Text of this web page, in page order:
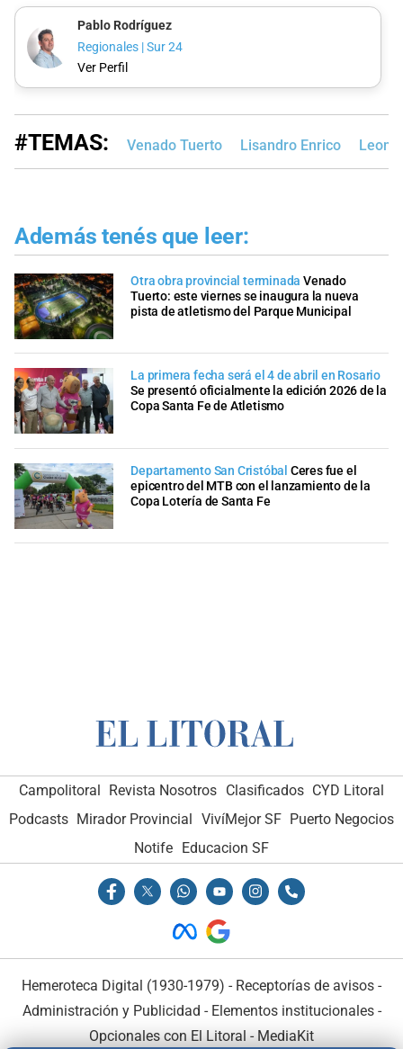
Pablo Rodríguez
Regionales | Sur 24
Ver Perfil
#TEMAS: Venado Tuerto Lisandro Enrico
Además tenés que leer:
Otra obra provincial terminada Venado
Tuerto: este viernes se inaugura la nueva
pista de atletismo del Parque Municipal
La primera fecha será el 4 de abril en Rosario
Se presentó oficialmente la edición 2026 de la
Copa Santa Fe de Atletismo
Departamento San Cristóbal Ceres fue el
epicentro del MTB con el lanzamiento de la
Copa Lotería de Santa Fe
Campolitoral Revista Nosotros Clasificados CYD Litoral
Podcasts Mirador Provincial VivíMejor SF Puerto Negocios
Notife Educacion SF
Hemeroteca Digital (1930-1979) - Receptorías de avisos -
Administración y Publicidad - Elementos institucionales-
Opcionales con El Litoral - MediaKit